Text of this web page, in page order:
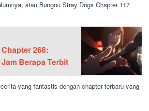
atau Bungou Stray Dogs Chapter 117
268:
Berapa Terbit
yang fantastis dengan chapter terbaru yang